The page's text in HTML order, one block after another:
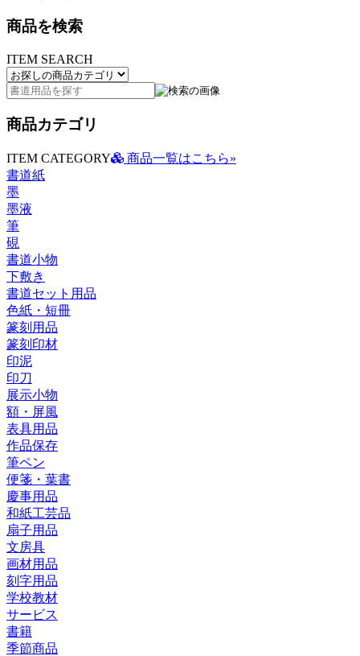
商品を検索
ITEM SEARCH
商品カテゴリ
ITEM CATEGORY
商品一覧はこちら»
書道紙
墨
墨液
筆
硯
書道小物
下敷き
書道セット用品
色紙・短冊
篆刻用品
篆刻印材
印泥
印刀
展示小物
額・屏風
表具用品
作品保存
筆ペン
便箋・葉書
慶事用品
和紙工芸品
扇子用品
文房具
画材用品
刻字用品
学校教材
サービス
書籍
季節商品